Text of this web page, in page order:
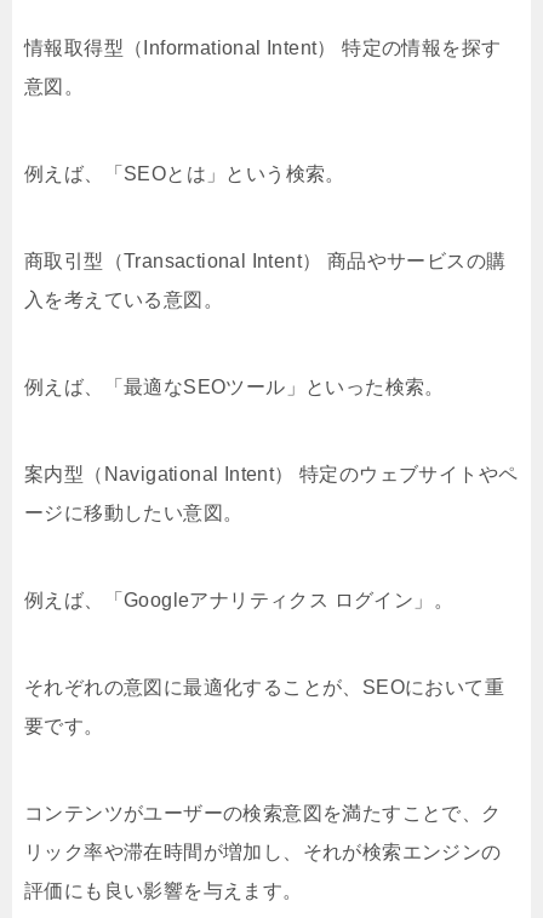
情報取得型（Informational Intent） 特定の情報を探す
意図。
例えば、「SEOとは」という検索。
商取引型（Transactional Intent） 商品やサービスの購
入を考えている意図。
例えば、「最適なSEOツール」といった検索。
案内型（Navigational Intent） 特定のウェブサイトやペ
ージに移動したい意図。
例えば、「Googleアナリティクス ログイン」。
それぞれの意図に最適化することが、SEOにおいて重
要です。
コンテンツがユーザーの検索意図を満たすことで、ク
リック率や滞在時間が増加し、それが検索エンジンの
評価にも良い影響を与えます。